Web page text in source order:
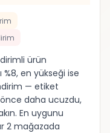
ürün
en yükseği ise
— etiket
daha ucuzdu,
En uygunu
2 mağazada